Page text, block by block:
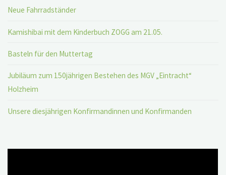
Neue Fahrradständer
Kamishibai mit dem Kinderbuch ZOGG am 21.05.
Basteln für den Muttertag
Jubiläum zum 150jährigen Bestehen des MGV „Eintracht“
Holzheim
Unsere diesjährigen Konfirmandinnen und Konfirmanden